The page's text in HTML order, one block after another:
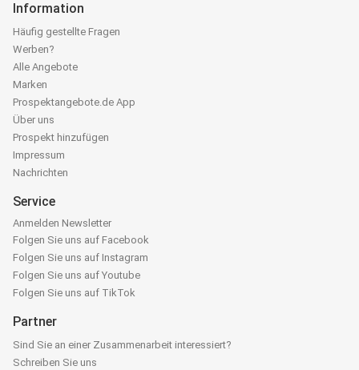
Information
Häufig gestellte Fragen
Werben?
Alle Angebote
Marken
Prospektangebote.de App
Über uns
Prospekt hinzufügen
Impressum
Nachrichten
Service
Anmelden Newsletter
Folgen Sie uns auf Facebook
Folgen Sie uns auf Instagram
Folgen Sie uns auf Youtube
Folgen Sie uns auf TikTok
Partner
Sind Sie an einer Zusammenarbeit interessiert?
Schreiben Sie uns